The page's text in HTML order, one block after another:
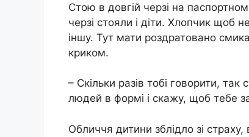
Стою в довгій черзі на
черзі стояли і діти. Хлопчик щоб
іншу. Тут мати роздратовано
криком.
– Скільки разів тобі говорити,
людей в формі і скажу, щоб тебе
Обличчя дитини зблідло зі